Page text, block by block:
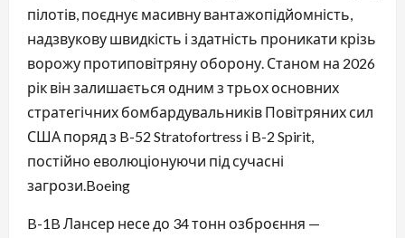
пілотів, поєднує масивну вантажопідйомність,
надзвукову швидкість і здатність проникати крізь
ворожу протиповітряну оборону. Станом на 2026
рік він залишається одним з трьох основних
стратегічних бомбардувальників Повітряних сил
США поряд з B-52 Stratofortress і B-2 Spirit,
постійно еволюціонуючи під сучасні
загрози.⁠Boeing
B-1B Лансер несе до 34 тонн озброєння —